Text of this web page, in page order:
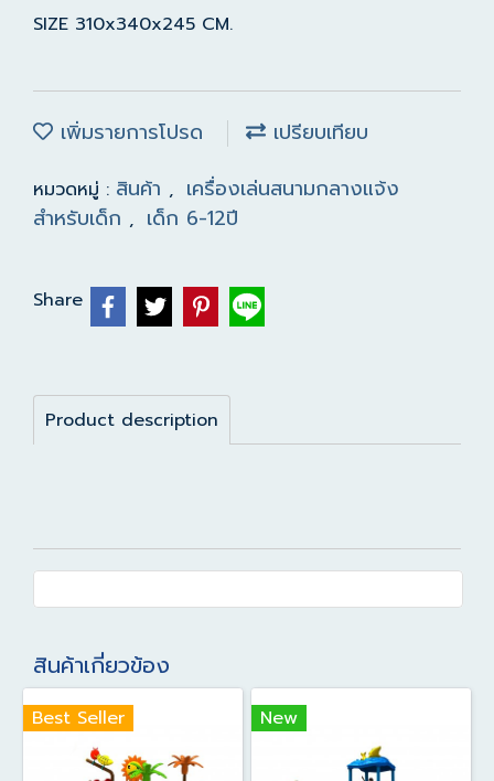
SIZE 310x340x245 CM.
เพิ่มรายการโปรด เปรียบเทียบ
หมวดหมู่ : สินค้า , เครื่องเล่นสนามกลางแจ้ง
สำหรับเด็ก , เด็ก 6-12ปี
Share
Product description
สินค้าเกี่ยวข้อง
Best Seller New